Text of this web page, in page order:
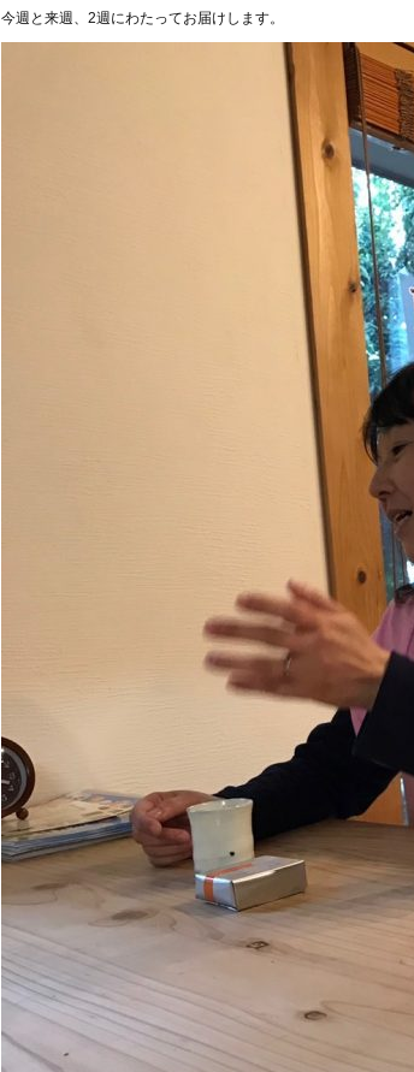
今週と来週、2週にわたってお届けします。